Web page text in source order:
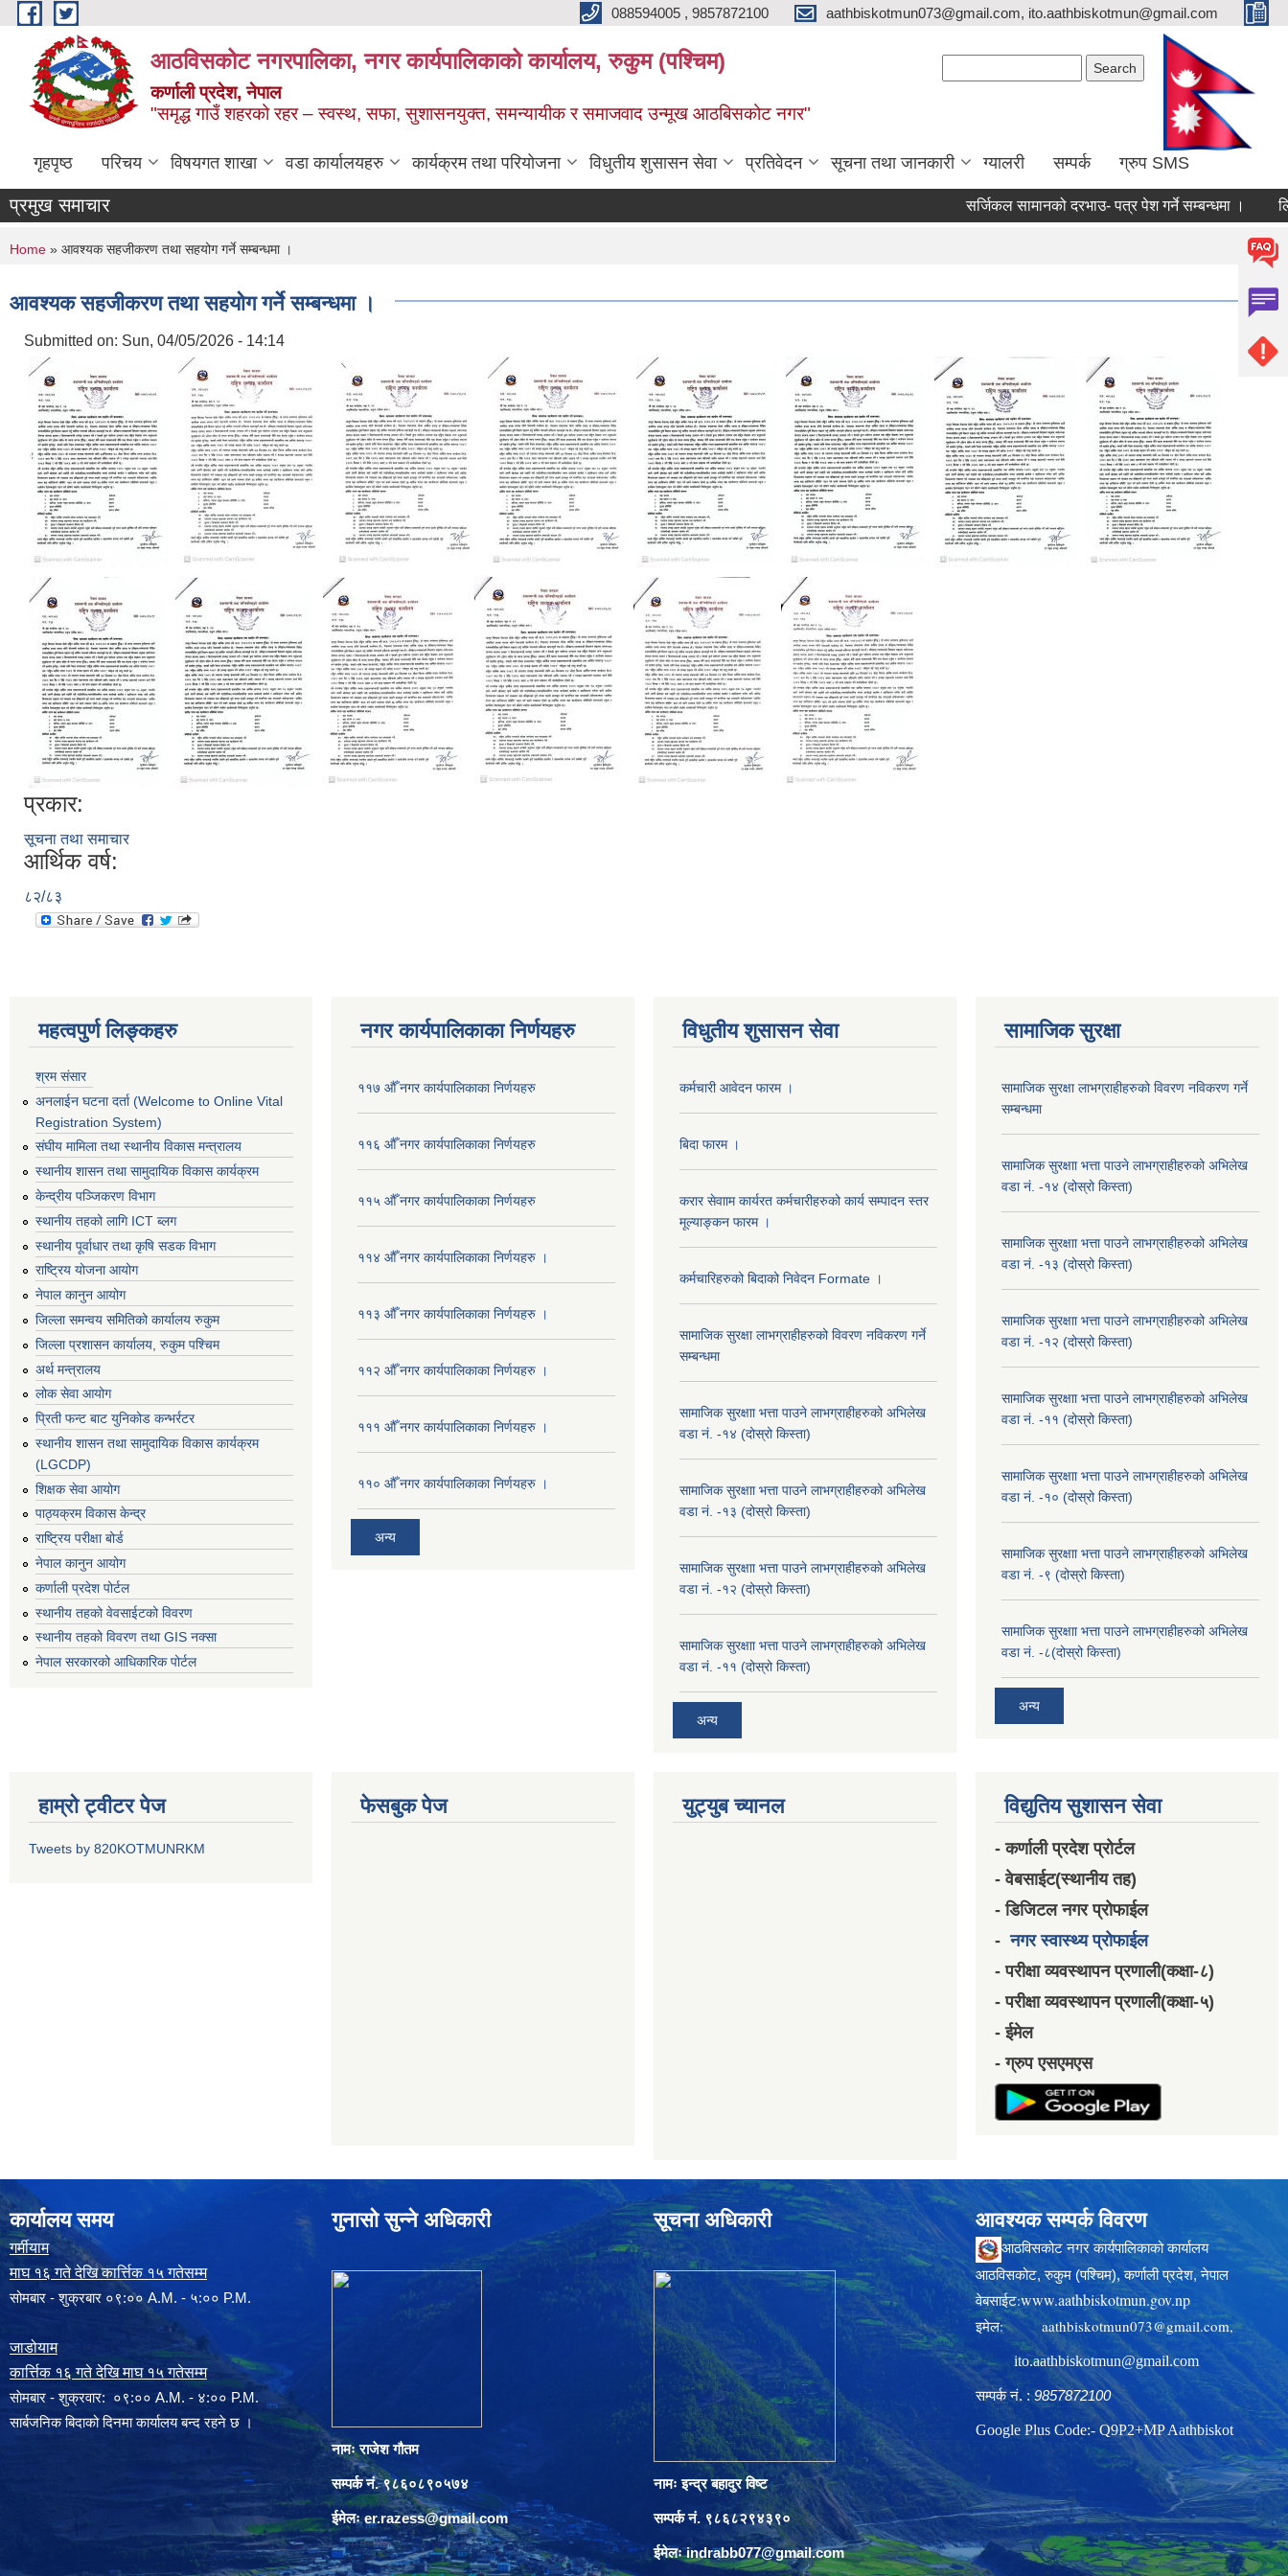
Skip to main content 088594005 , 9857872100 aathbiskotmun073@gmail.com, ito.aathbiskotmun@gmail.com
आठविसकोट नगरपालिका, नगर कार्यपालिकाको कार्यालय, रुकुम (पश्चिम)
कर्णाली प्रदेश, नेपाल
"समृद्ध गाउँ शहरको रहर – स्वस्थ, सफा, सुशासनयुक्त, समन्यायीक र समाजवाद उन्मूख आठबिसकोट नगर"
गृहपृष्ठ परिचय विषयगत शाखा वडा कार्यालयहरु कार्यक्रम तथा परियोजना विधुतीय शुसासन सेवा प्रतिवेदन सूचना तथा जानकारी ग्यालरी सम्पर्क ग्रुप SMS
प्रमुख समाचार सर्जिकल सामानको दरभाउ- पत्र पेश गर्ने सम्बन्धमा । लिखित
You are here
Home » आवश्यक सहजीकरण तथा सहयोग गर्ने सम्बन्धमा ।
आवश्यक सहजीकरण तथा सहयोग गर्ने सम्बन्धमा ।
Submitted on: Sun, 04/05/2026 - 14:14
प्रकार:
सूचना तथा समाचार
आर्थिक वर्ष:
८२/८३
महत्वपुर्ण लिङ्कहरु
श्रम संसार
अनलाईन घटना दर्ता (Welcome to Online Vital
Registration System)
संघीय मामिला तथा स्थानीय विकास मन्त्रालय
स्थानीय शासन तथा सामुदायिक विकास कार्यक्रम
केन्द्रीय पञ्जिकरण विभाग
स्थानीय तहको लागि ICT ब्लग
स्थानीय पूर्वाधार तथा कृषि सडक विभाग
राष्ट्रिय योजना आयोग
नेपाल कानुन आयोग
जिल्ला समन्वय समितिको कार्यालय रुकुम
जिल्ला प्रशासन कार्यालय, रुकुम पश्चिम
अर्थ मन्त्रालय
लोक सेवा आयोग
प्रिती फन्ट बाट युनिकोड कन्भर्रटर
स्थानीय शासन तथा सामुदायिक विकास कार्यक्रम
(LGCDP)
शिक्षक सेवा आयोग
पाठ्यक्रम विकास केन्द्र
राष्ट्रिय परीक्षा बोर्ड
नेपाल कानुन आयोग
कर्णाली प्रदेश पोर्टल
स्थानीय तहको वेवसाईटको विवरण
स्थानीय तहको विवरण तथा GIS नक्सा
नेपाल सरकारको आधिकारिक पोर्टल
नगर कार्यपालिकाका निर्णयहरु
११७ औँ नगर कार्यपालिकाका निर्णयहरु
११६ औँ नगर कार्यपालिकाका निर्णयहरु
११५ औँ नगर कार्यपालिकाका निर्णयहरु
११४ औँ नगर कार्यपालिकाका निर्णयहरु ।
११३ औँ नगर कार्यपालिकाका निर्णयहरु ।
११२ औँ नगर कार्यपालिकाका निर्णयहरु ।
१११ औँ नगर कार्यपालिकाका निर्णयहरु ।
११० औँ नगर कार्यपालिकाका निर्णयहरु ।
अन्य
विधुतीय शुसासन सेवा
कर्मचारी आवेदन फारम ।
बिदा फारम ।
करार सेवााम कार्यरत कर्मचारीहरुको कार्य सम्पादन स्तर
मूल्याङ्कन फारम ।
कर्मचारिहरुको बिदाको निवेदन Formate ।
सामाजिक सुरक्षा लाभग्राहीहरुको विवरण नविकरण गर्ने
सम्बन्धमा
सामाजिक सुरक्षाा भत्ता पाउने लाभग्राहीहरुको अभिलेख
वडा नं. -१४ (दोस्रो किस्ता)
सामाजिक सुरक्षाा भत्ता पाउने लाभग्राहीहरुको अभिलेख
वडा नं. -१३ (दोस्रो किस्ता)
सामाजिक सुरक्षाा भत्ता पाउने लाभग्राहीहरुको अभिलेख
वडा नं. -१२ (दोस्रो किस्ता)
सामाजिक सुरक्षाा भत्ता पाउने लाभग्राहीहरुको अभिलेख
वडा नं. -११ (दोस्रो किस्ता)
अन्य
सामाजिक सुरक्षा
सामाजिक सुरक्षा लाभग्राहीहरुको विवरण नविकरण गर्ने
सम्बन्धमा
सामाजिक सुरक्षाा भत्ता पाउने लाभग्राहीहरुको अभिलेख
वडा नं. -१४ (दोस्रो किस्ता)
सामाजिक सुरक्षाा भत्ता पाउने लाभग्राहीहरुको अभिलेख
वडा नं. -१३ (दोस्रो किस्ता)
सामाजिक सुरक्षाा भत्ता पाउने लाभग्राहीहरुको अभिलेख
वडा नं. -१२ (दोस्रो किस्ता)
सामाजिक सुरक्षाा भत्ता पाउने लाभग्राहीहरुको अभिलेख
वडा नं. -११ (दोस्रो किस्ता)
सामाजिक सुरक्षाा भत्ता पाउने लाभग्राहीहरुको अभिलेख
वडा नं. -१० (दोस्रो किस्ता)
सामाजिक सुरक्षाा भत्ता पाउने लाभग्राहीहरुको अभिलेख
वडा नं. -९ (दोस्रो किस्ता)
सामाजिक सुरक्षाा भत्ता पाउने लाभग्राहीहरुको अभिलेख
वडा नं. -८(दोस्रो किस्ता)
अन्य
हाम्रो ट्वीटर पेज
Tweets by 820KOTMUNRKM
फेसबुक पेज युट्युब च्यानल विद्युतिय सुशासन सेवा
- कर्णाली प्रदेश प्रोर्टल
- वेबसाईट(स्थानीय तह)
- डिजिटल नगर प्रोफाईल
-नगर स्वास्थ्य प्रोफाईल
- परीक्षा व्यवस्थापन प्रणाली(कक्षा-८)
- परीक्षा व्यवस्थापन प्रणाली(कक्षा-५)
- ईमेल
- ग्रुप एसएमएस
कार्यालय समय
गर्मीयाम
माघ १६ गते देखि कार्त्तिक १५ गतेसम्म
सोमबार - शुक्रबार ०९:०० A.M. - ५:०० P.M.
जाडोयाम
कार्त्तिक १६ गते देखि माघ १५ गतेसम्म
साेमबार - शुक्रवार: ०९:०० A.M. - ४:०० P.M.
सार्बजनिक बिदाको दिनमा कार्यालय बन्द रहने छ ।
गुनासो सुन्ने अधिकारी
नामः राजेश गौतम
सम्पर्क नं. ९८६०८९०५७४
ईमेलःer.razess@gmail.com
सूचना अधिकारी
नामः इन्द्र बहादुर विष्ट
सम्पर्क नं. ९८६८२९४३९०
ईमेलःindrabb077@gmail.com
आवश्यक सम्पर्क विवरण
आठविसकोट नगर कार्यपालिकाको कार्यालय
आठविसकोट, रुकुम (पश्चिम), कर्णाली प्रदेश, नेपाल
वेबसाईट:www.aathbiskotmun.gov.np
इमेल: aathbiskotmun073@gmail.com,
ito.aathbiskotmun@gmail.com
सम्पर्क नं. :9857872100
Google Plus Code:- Q9P2+MP Aathbiskot